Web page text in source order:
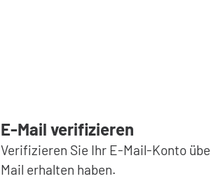
E-Mail verifizieren
Verifizieren Sie Ihr E-Mail-Konto
Mail erhalten haben.